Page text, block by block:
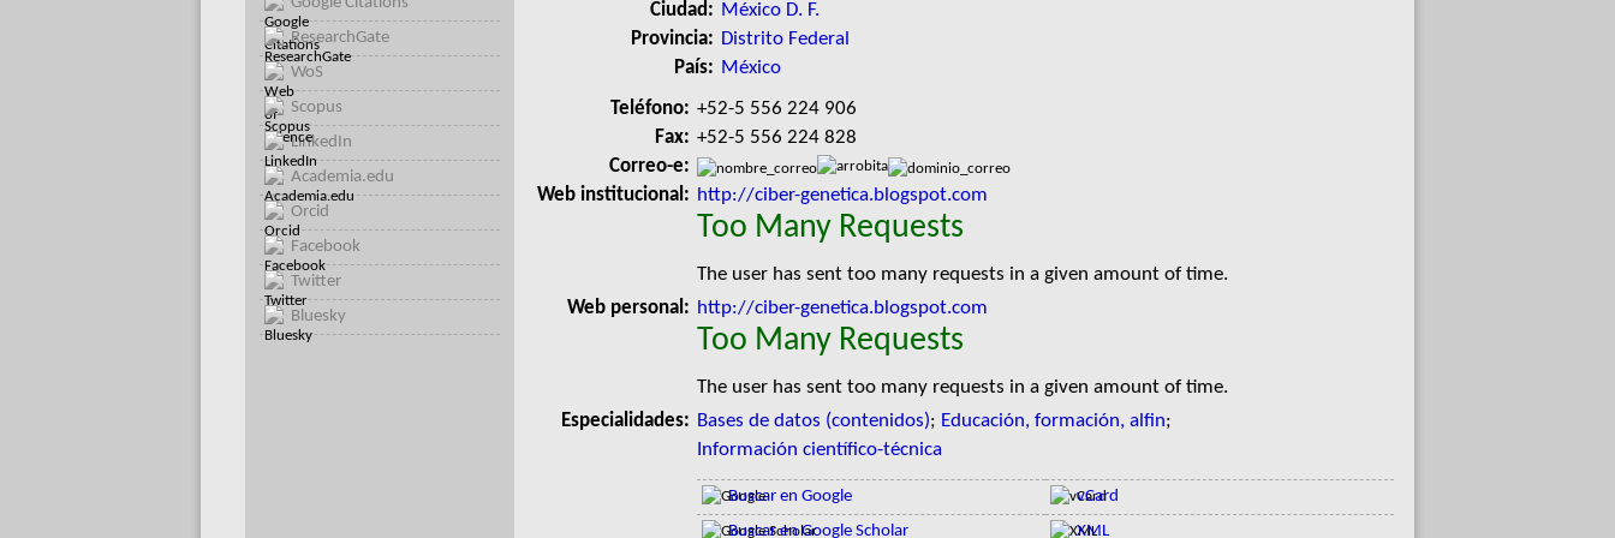
ResearchGate
WoS
Scopus
LinkedIn
Academia.edu
Orcid
Facebook
Twitter
Bluesky
Ciudad: México D. F.
Provincia: Distrito Federal
País: México
Teléfono: +52-5 556 224 906
Fax: +52-5 556 224 828
Correo-e:
Web institucional: http://ciber-genetica.blogspot.com
Too Many Requests
The user has sent too many requests in a given amount of time.
Web personal: http://ciber-genetica.blogspot.com
Too Many Requests
The user has sent too many requests in a given amount of time.
Especialidades: Bases de datos (contenidos); Educación, formación, alfin;
Información científico-técnica
Buscar en Google
Buscar en Google Scholar
vCard
XML